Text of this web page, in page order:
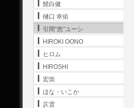
髭白健
樋口 幸佑
引間“悠”ユーシ
HIROKI OONO
ヒロム
HIROSHI
宏崇
ほな・いこか
仄雲